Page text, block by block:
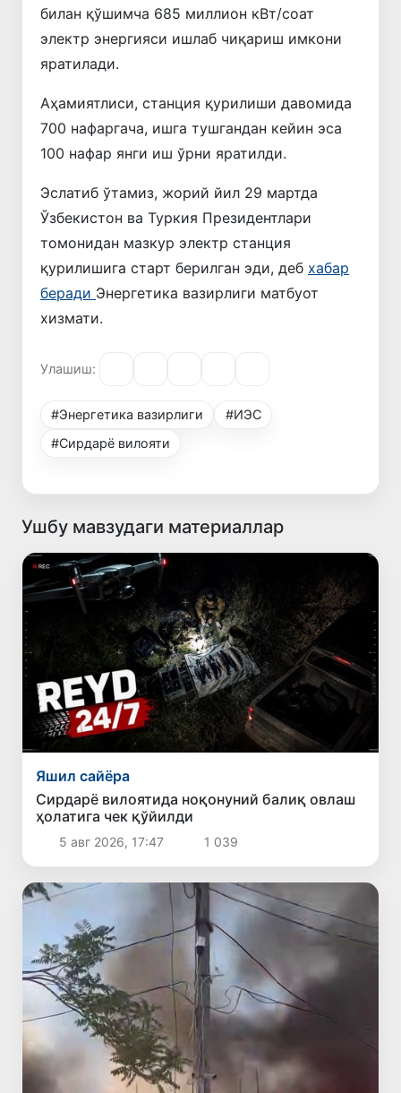
билан қўшимча 685 миллион кВт/соат
электр энергияси ишлаб чиқариш имкони
яратилади.
Аҳамиятлиси, станция қурилиши давомида
700 нафаргача, ишга тушгандан кейин эса
100 нафар янги иш ўрни яратилди.
Эслатиб ўтамиз, жорий йил 29 мартда
Ўзбекистон ва Туркия Президентлари
томонидан мазкур электр станция
қурилишига старт берилган эди, деб хабар
беради Энергетика вазирлиги матбуот
хизмати.
Улашиш:
#Энергетика вазирлиги
#ИЭС
#Сирдарё вилояти
Ушбу мавзудаги материаллар
Яшил сайёра
Сирдарё вилоятида ноқонуний балиқ овлаш
ҳолатига чек қўйилди
5 авг 2026, 17:47 1 039